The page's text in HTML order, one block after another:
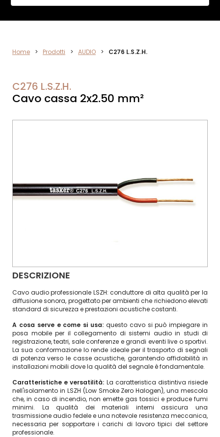
AUDIO
Home > Prodotti > AUDIO > C276 L.S.Z.H.
C276 L.S.Z.H.
Cavo cassa 2x2.50 mm²
DESCRIZIONE
Cavo audio professionale LSZH: conduttore di alta qualità per la
diffusione sonora, progettato per ambienti che richiedono elevati
standard di sicurezza e prestazioni acustiche costanti.
A cosa serve e come si usa: questo cavo si può impiegare in
posa mobile per il collegamento di sistemi audio in studi di
registrazione, teatri, sale conferenze e grandi eventi live o sportivi.
La sua conformazione lo rende ideale per il trasporto di segnali
di potenza verso le casse acustiche, garantendo affidabilità in
installazioni mobili dove la qualità del segnale è fondamentale.
Caratteristiche e versatilità: La caratteristica distintiva risiede
nell'isolamento in LSZH (Low Smoke Zero Halogen), una mescola
che, in caso di incendio, non emette gas tossici e produce fumi
minimi. La qualità dei materiali interni assicura una
trasmissione audio fedele e una notevole resistenza meccanica,
necessaria per sopportare i carichi di lavoro tipici del settore
professionale.